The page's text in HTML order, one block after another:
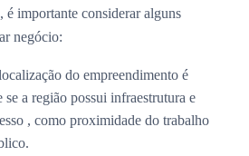
é importante considerar alguns
negócio:
do empreendimento é
a região possui infraestrutura e
, como proximidade do trabalho